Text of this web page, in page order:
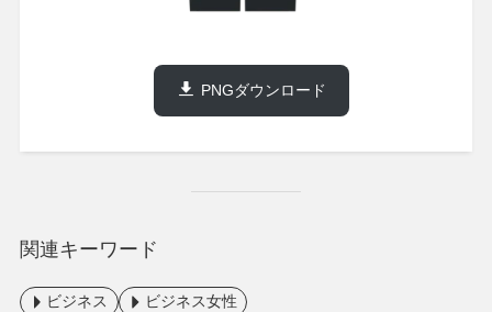
PNGダウンロード
関連キーワード
ビジネス ビジネス女性